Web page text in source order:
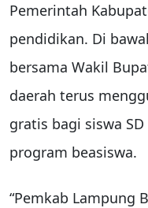
Pemerintah
pendidikan. Di
bersama Wakil
daerah terus
gratis bagi siswa
program beasiswa.
“Pemkab Lampung